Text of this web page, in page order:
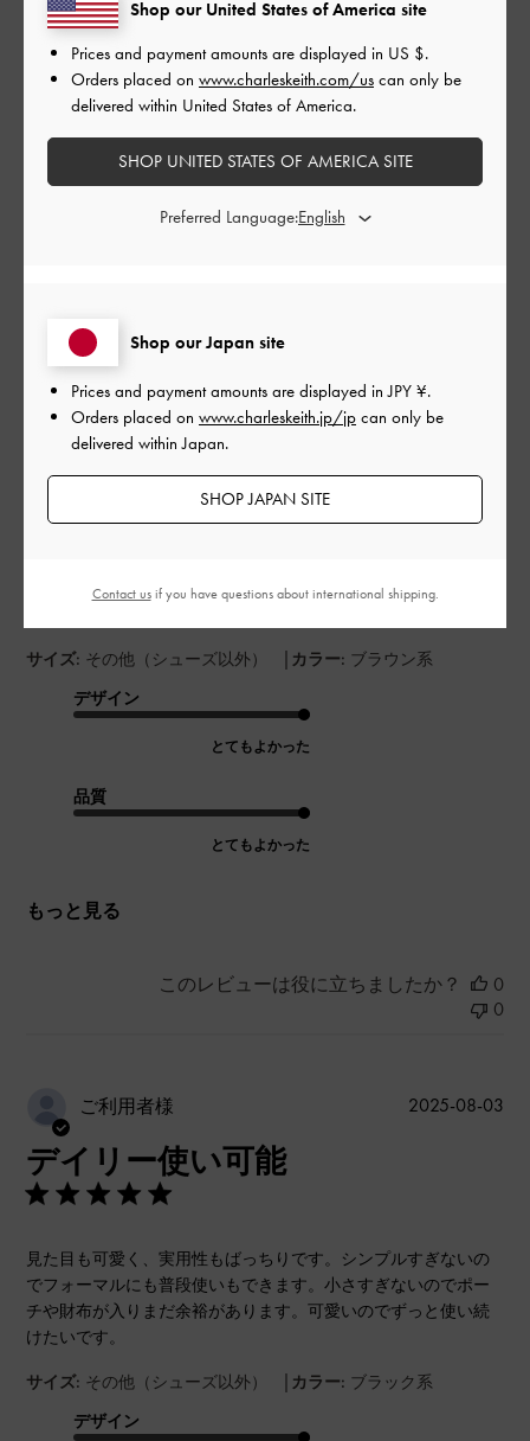
品質
もっと見る
ご利用者様
秋冬にぴったり
ズだけど意外といっぱい入ったので使いやすそう！素材も秋冬
サイズ: その他（シューズ以外） | カラー: ブラウン系
デザイン
とてもよかった
品質
とてもよかった
もっと見る
2025-09-12
このレビューは役に立ちましたか？
0
0
ご利用者様
デイリー使い可能
見た目も可愛く、実用性もばっちりです。シンプルすぎないの
でフォーマルにも普段使いもできます。小さすぎないのでポー
チや財布が入りまだ余裕があります。可愛いのでずっと使い続
けたいです。
サイズ: その他（シューズ以外） | カラー: ブラック系
デザイン
公
2025-08-03
Shop our Japan site
Prices and payment amounts are displayed inJPY ¥.
Orders placed on www.charleskeith.jp/jp can only be
delivered within Japan.
SHOP JAPAN SITE
Shop our United States of America site
Prices and payment amounts are displayed in US $.
Orders placed on www.charleskeith.com/us can only be
delivered within United States of America.
SHOP UNITED STATES OF AMERICA SITE
Preferred Language:
Contact usif you have questions about international shipping.